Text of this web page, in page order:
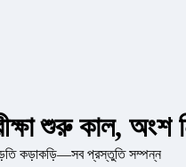
শুরু কাল, অংশ
কড়াকড়ি—সব প্রস্তুতি সম্পন্ন